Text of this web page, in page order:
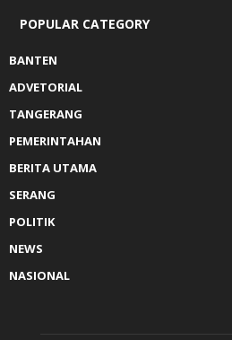
POPULAR CATEGORY
BANTEN
ADVETORIAL
TANGERANG
PEMERINTAHAN
BERITA UTAMA
SERANG
POLITIK
NEWS
NASIONAL